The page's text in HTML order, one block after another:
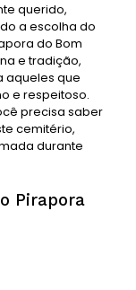
querido,
a escolha do
do Bom
e tradição,
aqueles que
e respeitoso.
precisa saber
cemitério,
durante
Pirapora